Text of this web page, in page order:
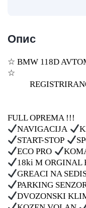
Опис
☆ BMW 118D
☆
FULL OPREMA !!!
NAVIGACIJA
START-STOP
ECO PRO
18ki M ORGINAL
GREACI NA
PARKING
DVOZONSKI